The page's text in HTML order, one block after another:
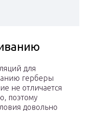
для
герберы
не отличается
поэтому
довольно